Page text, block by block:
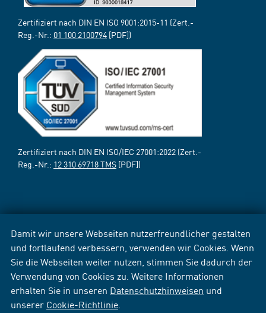
Damit wir unsere Webseiten nutzerfreundlicher gestalten
und fortlaufend verbessern, verwenden wir Cookies. Wenn
Sie die Webseiten weiter nutzen, stimmen Sie dadurch der
Verwendung von Cookies zu. Weitere Informationen
erhalten Sie in unseren Datenschutzhinweisen und
unserer Cookie-Richtlinie
Zertifiziert nach DIN EN ISO 9001:2015-11 (Zert.-
Reg.-Nr.: 01 100 2100794 [PDF])
Zertifiziert nach DIN EN ISO/IEC 27001:2022 (Zert.-
Reg.-Nr.: 12 310 69718 TMS [PDF])